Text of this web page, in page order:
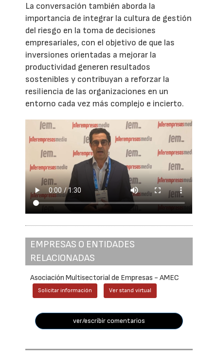
La conversación también aborda la
importancia de integrar la cultura de gestión
del riesgo en la toma de decisiones
empresariales, con el objetivo de que las
inversiones orientadas a mejorar la
productividad generen resultados
sostenibles y contribuyan a reforzar la
resiliencia de las organizaciones en un
entorno cada vez más complejo e incierto.
EMPRESAS O ENTIDADES
RELACIONADAS
Asociación Multisectorial de Empresas - AMEC
Solicitar información Ver stand virtual
ver/escribir comentarios